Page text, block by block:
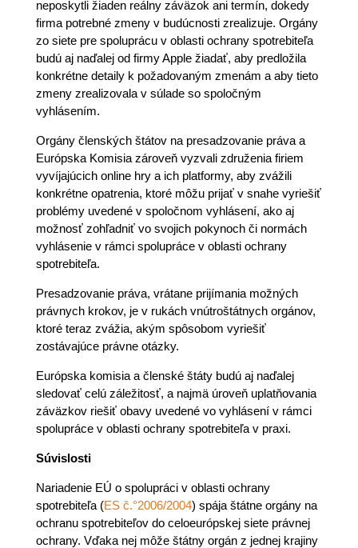
neposkytli žiaden reálny záväzok ani termín, dokedy
firma potrebné zmeny v budúcnosti zrealizuje. Orgány
zo siete pre spoluprácu v oblasti ochrany spotrebiteľa
budú aj naďalej od firmy Apple žiadať, aby predložila
konkrétne detaily k požadovaným zmenám a aby tieto
zmeny zrealizovala v súlade so spoločným
vyhlásením.
Orgány členských štátov na presadzovanie práva a
Európska Komisia zároveň vyzvali združenia firiem
vyvíjajúcich online hry a ich platformy, aby zvážili
konkrétne opatrenia, ktoré môžu prijať v snahe vyriešiť
problémy uvedené v spoločnom vyhlásení, ako aj
možnosť zohľadniť vo svojich pokynoch či normách
vyhlásenie v rámci spolupráce v oblasti ochrany
spotrebiteľa.
Presadzovanie práva, vrátane prijímania možných
právnych krokov, je v rukách vnútroštátnych orgánov,
ktoré teraz zvážia, akým spôsobom vyriešiť
zostávajúce právne otázky.
Európska komisia a členské štáty budú aj naďalej
sledovať celú záležitosť, a najmä úroveň uplatňovania
záväzkov riešiť obavy uvedené vo vyhlásení v rámci
spolupráce v oblasti ochrany spotrebiteľa v praxi.
Súvislosti
Nariadenie EÚ o spolupráci v oblasti ochrany
spotrebiteľa (ES č.°2006/2004) spája štátne orgány na
ochranu spotrebiteľov do celoeurópskej siete právnej
ochrany. Vďaka nej môže štátny orgán z jednej krajiny